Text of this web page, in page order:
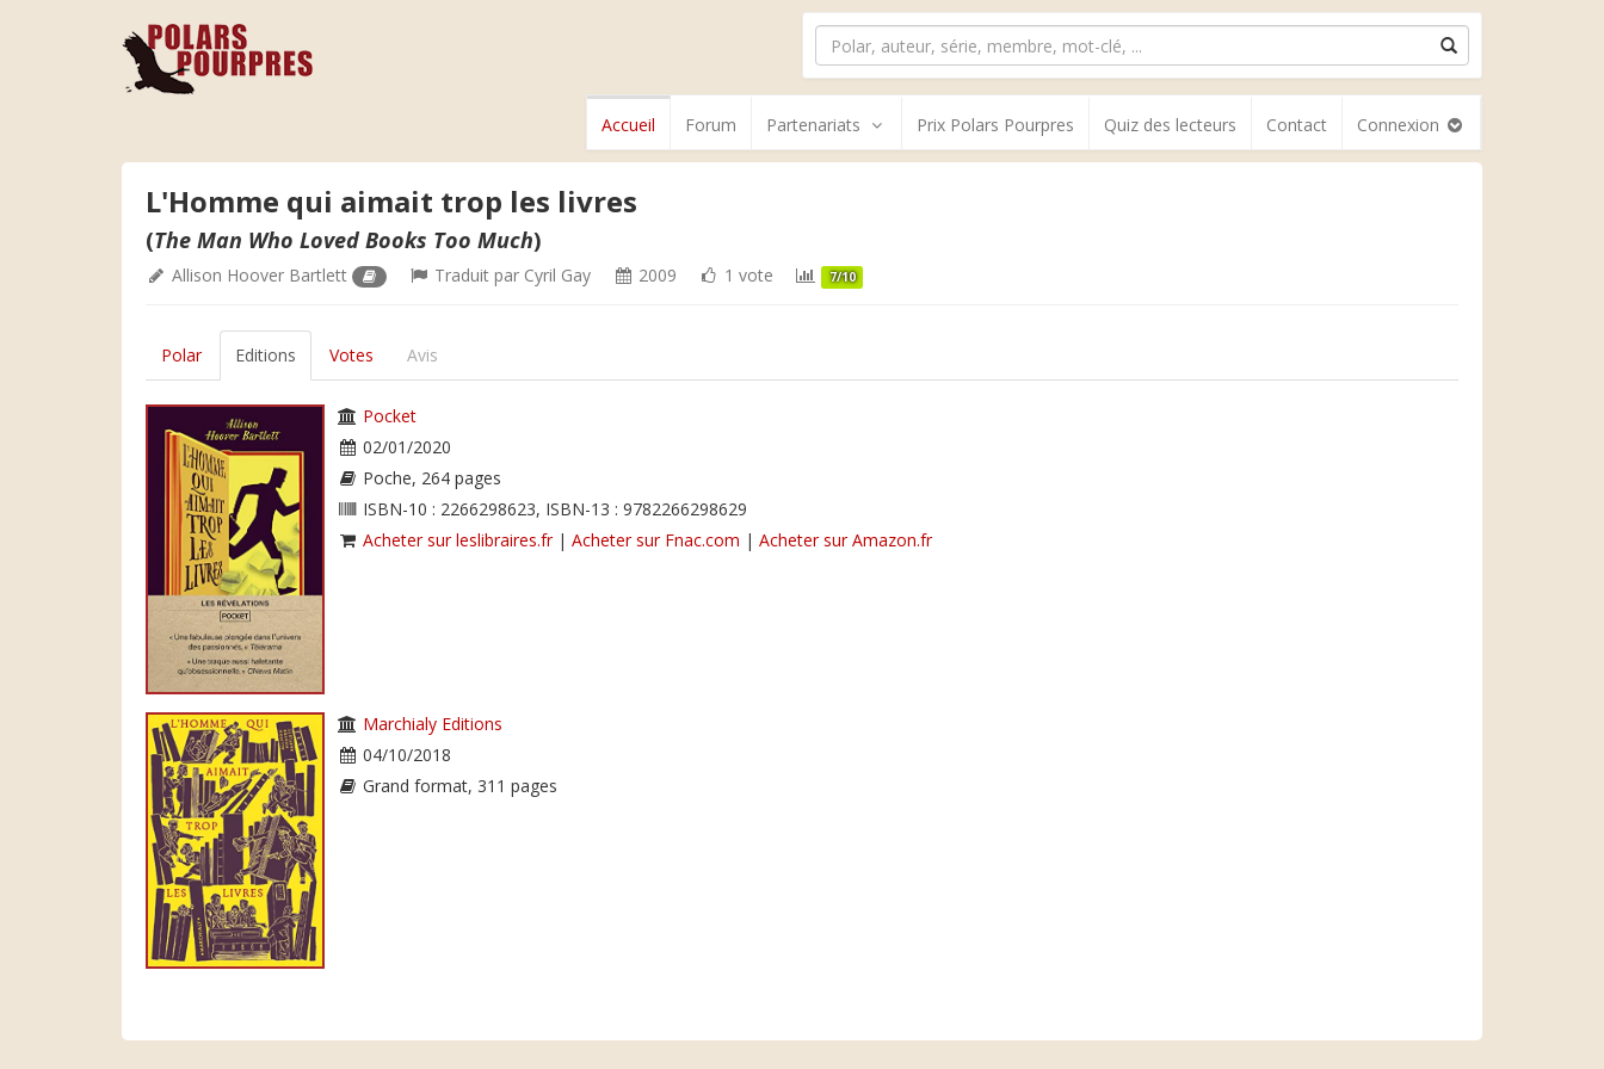
Accueil Forum Partenariats Prix Polars Pourpres Quiz des lecteurs Contact Connexion
L'Homme qui aimait trop les livres
(The Man Who Loved Books Too Much)
Allison Hoover Bartlett Traduit par Cyril Gay 2009 1 vote 7/10
Polar Editions Votes Avis
Pocket
02/01/2020
Poche, 264 pages
ISBN-10 : 2266298623, ISBN-13 : 9782266298629
Acheter sur leslibraires.fr| Acheter sur Fnac.com | Acheter sur Amazon.fr
Marchialy Editions
04/10/2018
Grand format, 311 pages